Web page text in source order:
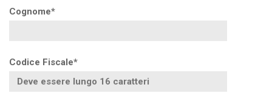
Cognome*
Codice Fiscale*